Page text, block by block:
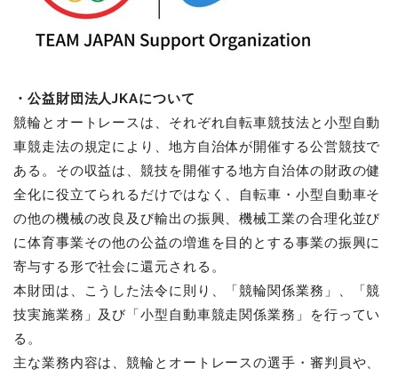
・公益財団法人JKAについて
競輪とオートレースは、それぞれ自転車競技法と小型自動
車競走法の規定により、地方自治体が開催する公営競技で
ある。その収益は、競技を開催する地方自治体の財政の健
全化に役立てられるだけではなく、自転車・小型自動車そ
の他の機械の改良及び輸出の振興、機械工業の合理化並び
に体育事業その他の公益の増進を目的とする事業の振興に
寄与する形で社会に還元される。
本財団は、こうした法令に則り、「競輪関係業務」、「競
技実施業務」及び「小型自動車競走関係業務」を行ってい
る。
主な業務内容は、競輪とオートレースの選手・審判員や、